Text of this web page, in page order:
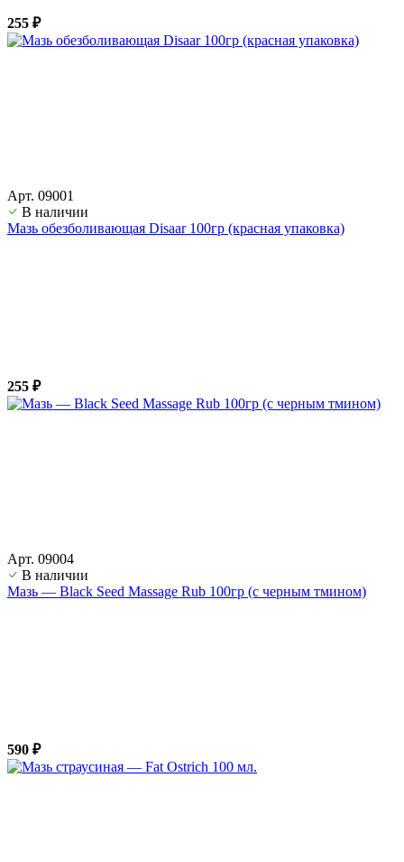
255 ₽
Арт. 09001
В наличии
Мазь обезболивающая Disaar 100гр (красная упаковка)
255 ₽
Арт. 09004
В наличии
Мазь — Black Seed Massage Rub 100гр (с черным тмином)
590 ₽